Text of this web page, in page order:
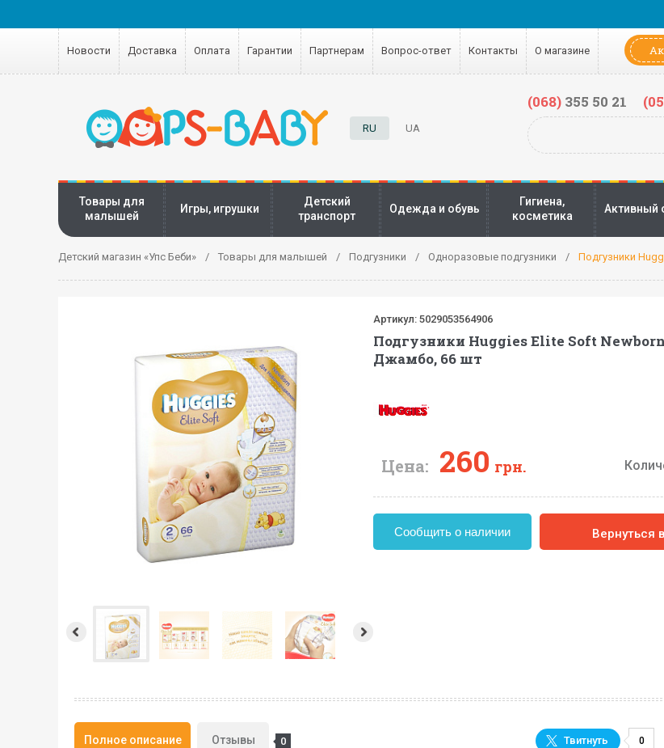
Новости Доставка Оплата Гарантии Партнерам Вопрос-ответ Контакты О магазине
RU UA
(068)355 50 21
Товары для
малышей
Игры, игрушки
Детский
транспорт
Одежда и обувь
Гигиена,
косметика
Активный
Детский магазин «Упс Беби» Товары для малышей Подгузники Одноразовые подгузники Подгузники
Артикул: 5029053564906
Подгузники Huggies Elite Soft
Джамбо, 66 шт
Цена: 260 грн.
Сообщить о наличии Вернуться
Полное описание Отзывы 0 0